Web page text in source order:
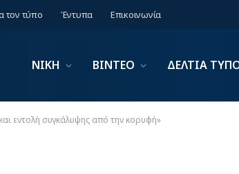
τον τύπο Έντυπα Επικοινωνία
ΝΙΚΗ ΒΙΝΤΕΟ ΔΕΛΤΙΑ
εντολή συγκάλυψης από την κορυφή»